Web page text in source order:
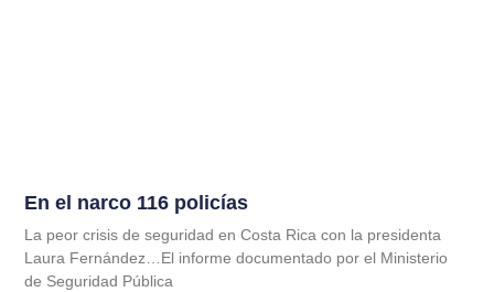
En el narco 116 policías
La peor crisis de seguridad en Costa Rica con la presidenta
Laura Fernández…El informe documentado por el Ministerio
de Seguridad Pública